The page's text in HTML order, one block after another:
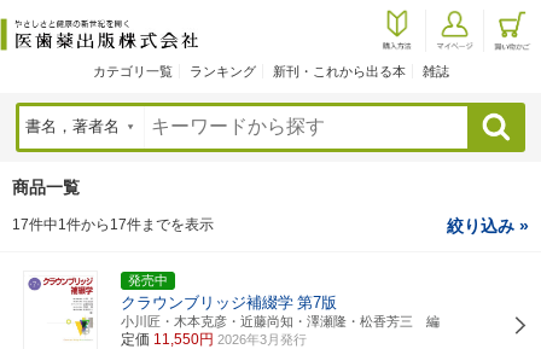
カテゴリ一覧 ランキング 新刊・これから出る本 雑誌
検索
商品一覧
17件中1件から17件までを表示 絞り込み »
発売中
クラウンブリッジ補綴学 第7版
小川匠・木本克彦・近藤尚知・澤瀬隆・松香芳三 編
定価 11,550円 2026年3月発行